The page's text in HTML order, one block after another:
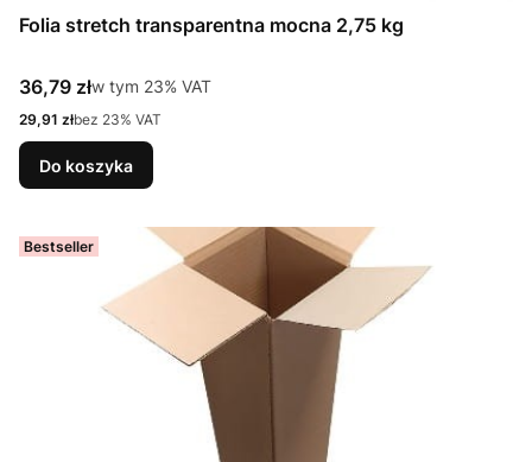
Folia stretch transparentna mocna 2,75 kg
Cena brutto
36,79 złw tym %s VAT
w tym 23% VAT
Cena netto
29,91 złbez 23% VAT
Do koszyka
Bestseller